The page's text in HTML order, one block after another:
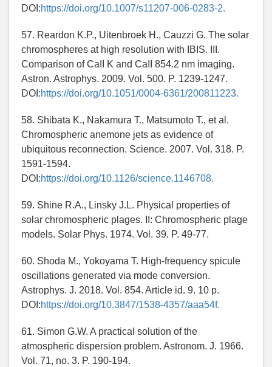
DOI:https://doi.org/10.1007/s11207-006-0283-2.
57. Reardon K.P., Uitenbroek H., Cauzzi G. The solar
chromospheres at high resolution with IBIS. III.
Comparison of CaII K and CaII 854.2 nm imaging.
Astron. Astrophys. 2009. Vol. 500. P. 1239-1247.
DOI:https://doi.org/10.1051/0004-6361/200811223.
58. Shibata K., Nakamura T., Matsumoto T., et al.
Chromospheric anemone jets as evidence of
ubiquitous reconnection. Science. 2007. Vol. 318. P.
1591-1594.
DOI:https://doi.org/10.1126/science.1146708.
59. Shine R.A., Linsky J.L. Physical properties of
solar chromospheric plages. II: Chromospheric plage
models. Solar Phys. 1974. Vol. 39. P. 49-77.
60. Shoda M., Yokoyama T. High-frequency spicule
oscillations generated via mode conversion.
Astrophys. J. 2018. Vol. 854. Article id. 9. 10 p.
DOI:https://doi.org/10.3847/1538-4357/aaa54f.
61. Simon G.W. A practical solution of the
atmospheric dispersion problem. Astronom. J. 1966.
Vol. 71, no. 3. P. 190-194.